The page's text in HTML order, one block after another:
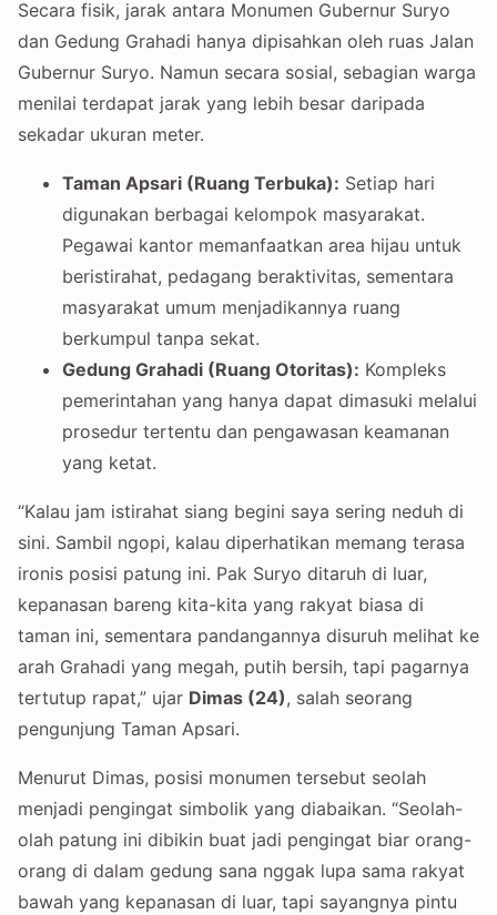
Secara fisik, jarak antara Monumen Gubernur Suryo
dan Gedung Grahadi hanya dipisahkan oleh ruas Jalan
Gubernur Suryo. Namun secara sosial, sebagian warga
menilai terdapat jarak yang lebih besar daripada
sekadar ukuran meter.
Taman Apsari (Ruang Terbuka): Setiap hari
digunakan berbagai kelompok masyarakat.
Pegawai kantor memanfaatkan area hijau untuk
beristirahat, pedagang beraktivitas, sementara
masyarakat umum menjadikannya ruang
berkumpul tanpa sekat.
Gedung Grahadi (Ruang Otoritas): Kompleks
pemerintahan yang hanya dapat dimasuki melalui
prosedur tertentu dan pengawasan keamanan
yang ketat.
“Kalau jam istirahat siang begini saya sering neduh di
sini. Sambil ngopi, kalau diperhatikan memang terasa
ironis posisi patung ini. Pak Suryo ditaruh di luar,
kepanasan bareng kita-kita yang rakyat biasa di
taman ini, sementara pandangannya disuruh melihat ke
arah Grahadi yang megah, putih bersih, tapi pagarnya
tertutup rapat,” ujar Dimas (24), salah seorang
pengunjung Taman Apsari.
Menurut Dimas, posisi monumen tersebut seolah
menjadi pengingat simbolik yang diabaikan. “Seolah-
olah patung ini dibikin buat jadi pengingat biar orang-
orang di dalam gedung sana nggak lupa sama rakyat
bawah yang kepanasan di luar, tapi sayangnya pintu